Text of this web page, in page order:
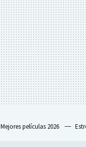
Mejores películas 2026